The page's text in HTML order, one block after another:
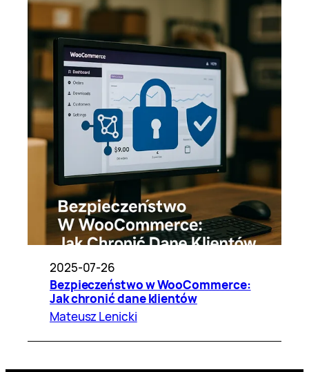
2025-07-26
Bezpieczeństwo w WooCommerce:
Jak chronić dane klientów
Mateusz Lenicki